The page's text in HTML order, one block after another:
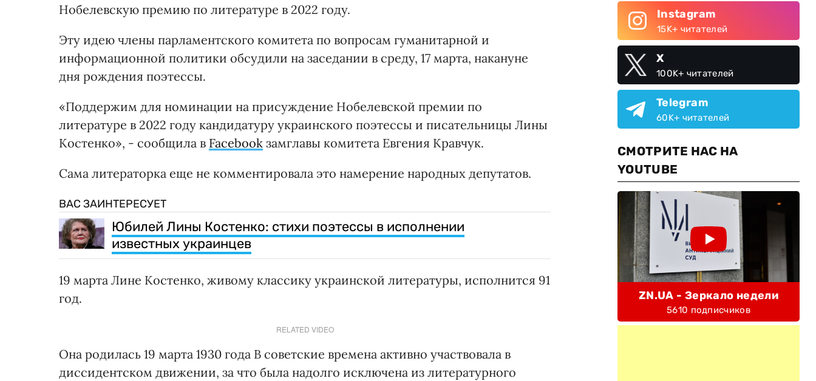
Нобелевскую премию по литературе в 2022 году.
Эту идею члены парламентского комитета по вопросам гуманитарной и
информационной политики обсудили на заседании в среду, 17 марта, накануне
дня рождения поэтессы.
«Поддержим для номинации на присуждение Нобелевской премии по
литературе в 2022 году кандидатуру украинского поэтессы и писательницы Лины
Костенко», - сообщила в Facebook замглавы комитета Евгения Кравчук.
Сама литераторка еще не комментировала это намерение народных депутатов.
ВАС ЗАИНТЕРЕСУЕТ
Юбилей Лины Костенко: стихи поэтессы в исполнении
известных украинцев
19 марта Лине Костенко, живому классику украинской литературы, исполнится 91
год.
RELATED VIDEO
Она родилась 19 марта 1930 года В советские времена активно участвовала в
диссидентском движении, за что была надолго исключена из литературного
Instagram
15K+ читателей
X
100K+ читателей
Telegram
60K+ читателей
СМОТРИТЕ НАС НА
YOUTUBE
ZN.UA - Зеркало недели
5610 подписчиков